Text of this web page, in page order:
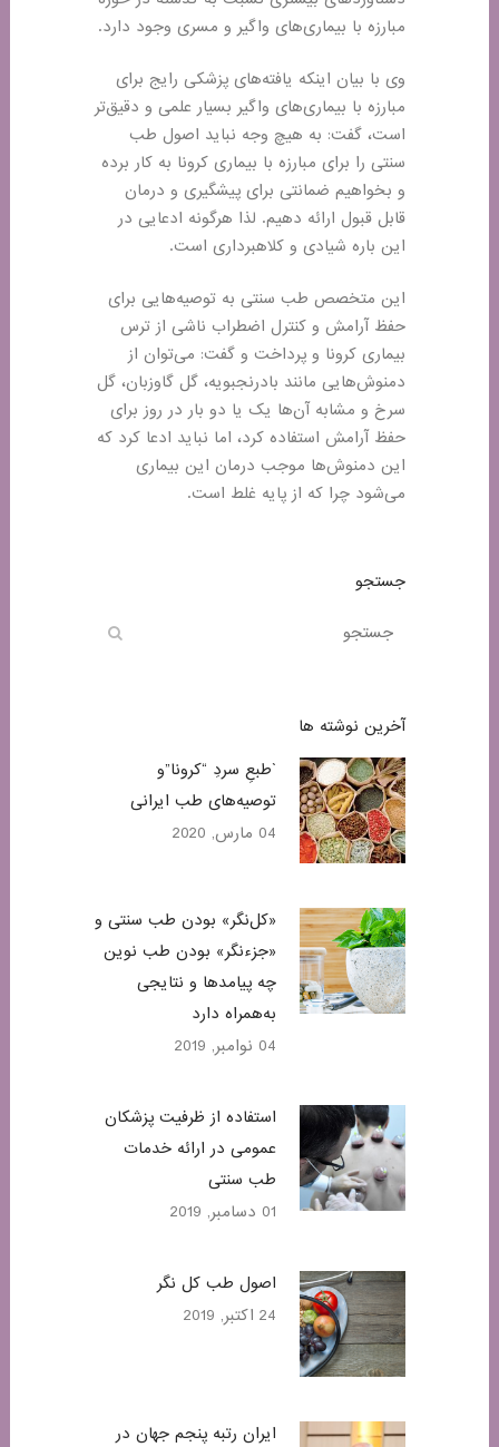
مبارزه با بیماری‌های واگیر و مسری وجود دارد.
وی با بیان اینکه یافته‌های پزشکی رایج برای
مبارزه با بیماری‌های واگیر بسیار علمی و دقیق‌تر
است، گفت: به هیچ وجه نباید اصول طب
سنتی را برای مبارزه با بیماری کرونا به کار برده
و بخواهیم ضمانتی برای پیشگیری و درمان
قابل قبول ارائه دهیم. لذا هرگونه ادعایی در
این باره شیادی و کلاهبرداری است.
این متخصص طب سنتی به توصیه‌هایی برای
حفظ آرامش و کنترل اضطراب ناشی از ترس
بیماری کرونا و پرداخت و گفت: می‌توان از
دمنوش‌هایی مانند بادرنجبویه، گل گاوزبان، گل
سرخ و مشابه آن‌ها یک یا دو بار در روز برای
حفظ آرامش استفاده کرد، اما نباید ادعا کرد که
این دمنوش‌ها موجب درمان این بیماری
می‌شود چرا که از پایه غلط است.
جستجو
آخرین نوشته ها
`طبعِ سردِ “کرونا”و
توصیه‌های طب ایرانی
04 مارس, 2020
«کل‌نگر» بودن طب سنتی و
«جزء‌نگر» بودن طب نوین
چه پیامدها و نتایجی
به‌همراه دارد
04 نوامبر, 2019
استفاده از ظرفیت پزشکان
عمومی در ارائه خدمات
طب سنتی
01 دسامبر, 2019
اصول طب کل نگر
24 اکتبر, 2019
ایران رتبه پنجم جهان در